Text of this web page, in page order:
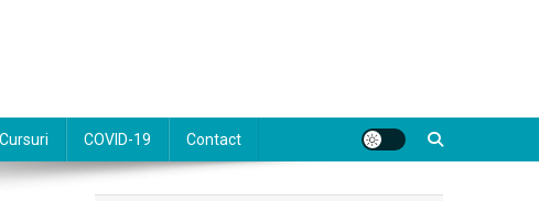
Cursuri COVID-19 Contact